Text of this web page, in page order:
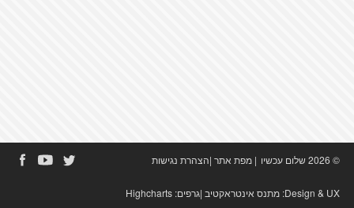
© 2026 שלום עכשיו | מפת אתר|הצהרת נגישות
Design & UX: מתנס אינטראקטיב|גרפים: Highcharts